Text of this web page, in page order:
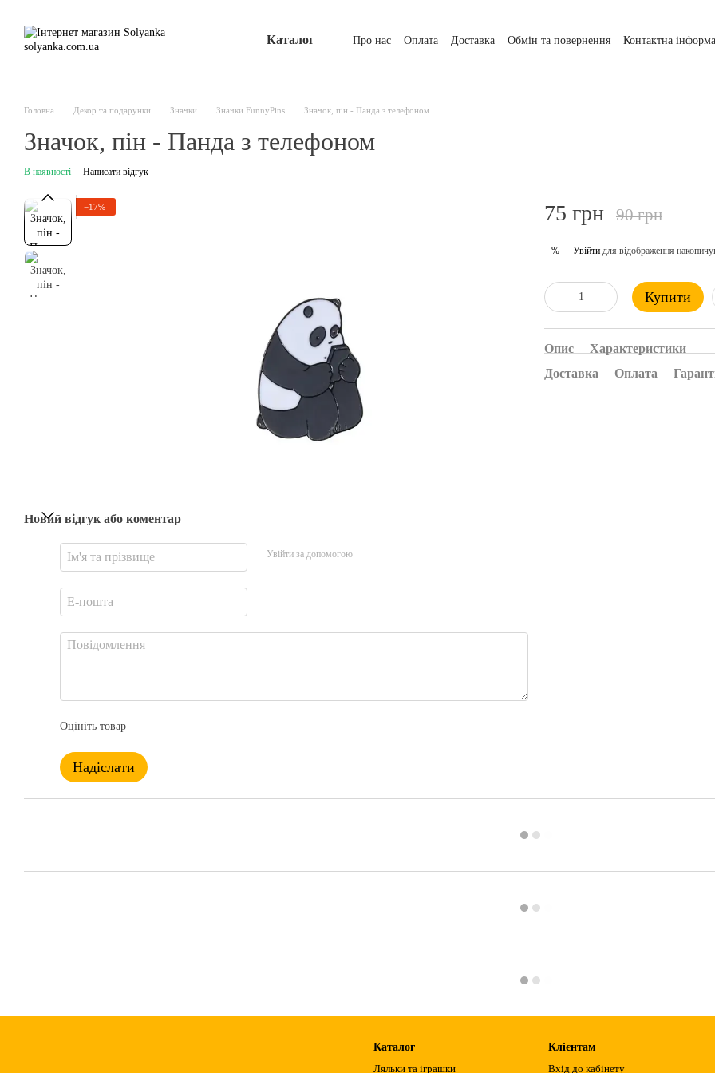
Каталог Про нас Оплата Доставка Обмін та повернення Контактна
Головна Декор та подарунки Значки Значки FunnyPins Значок, пін - Панда з телефоном
Значок, пін - Панда з телефоном
В наявності Написати відгук
−17%
Новий відгук або коментар
Увійти за допомогою
Оцініть товар
Надіслати
75 грн 90 грн
% Увійти для відображення
Купити
Опис
Характеристики
Доставка
Оплата
Каталог
Ляльки та іграшки
Клієнтам
Вхід до кабінету